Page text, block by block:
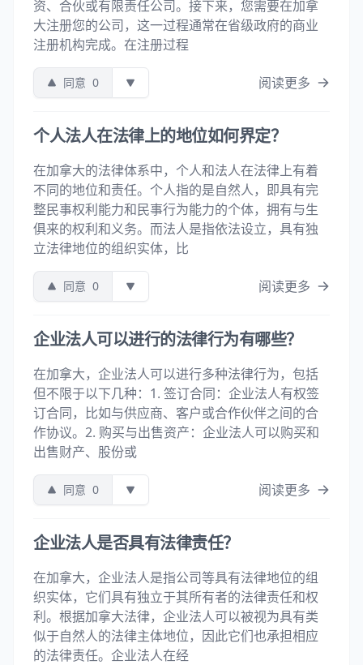
资、合伙或有限责任公司。接下来，您需要在加拿
大注册您的公司，这一过程通常在省级政府的商业
注册机构完成。在注册过程
同意 0 阅读更多
个人法人在法律上的地位如何界定？
在加拿大的法律体系中，个人和法人在法律上有着
不同的地位和责任。个人指的是自然人，即具有完
整民事权利能力和民事行为能力的个体，拥有与生
俱来的权利和义务。而法人是指依法设立，具有独
立法律地位的组织实体，比
同意 0 阅读更多
企业法人可以进行的法律行为有哪些？
在加拿大，企业法人可以进行多种法律行为，包括
但不限于以下几种：1. 签订合同：企业法人有权签
订合同，比如与供应商、客户或合作伙伴之间的合
作协议。2. 购买与出售资产：企业法人可以购买和
出售财产、股份或
同意 0 阅读更多
企业法人是否具有法律责任？
在加拿大，企业法人是指公司等具有法律地位的组
织实体，它们具有独立于其所有者的法律责任和权
利。根据加拿大法律，企业法人可以被视为具有类
似于自然人的法律主体地位，因此它们也承担相应
的法律责任。企业法人在经